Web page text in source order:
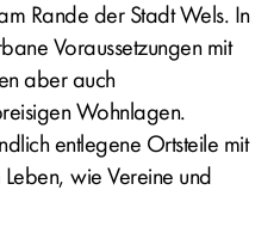
Rande der Stadt Wels. In
Voraussetzungen mit
aber auch
Wohnlagen.
entlegene Ortsteile mit
wie Vereine und